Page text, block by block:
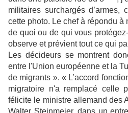
militaires surchargés d’armes,
cette photo. Le chef à répondu à
de quoi ou de qui vous
observe et prévient tout ce qui
Les décideurs se montrent
entre l'Union européenne et la
de migrants ». « L’accord
migratoire n'a remplacé celle
félicite le ministre allemand des
Walter Steinmeier, dans un